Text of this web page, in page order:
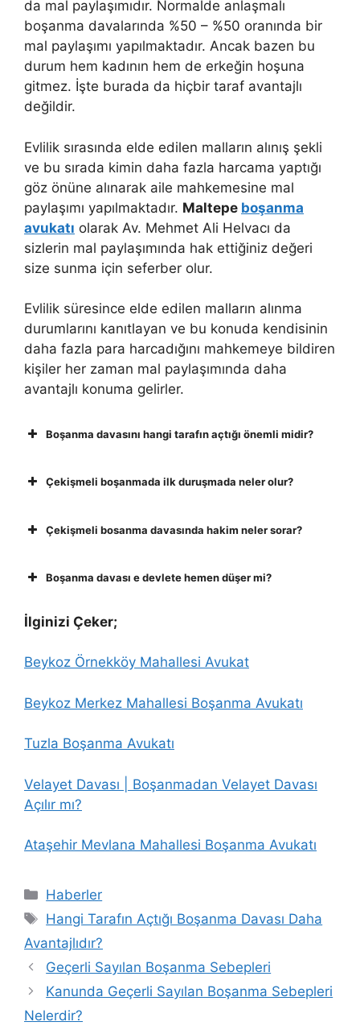
da mal paylaşımıdır. Normalde anlaşmalı
boşanma davalarında %50 – %50 oranında bir
mal paylaşımı yapılmaktadır. Ancak bazen bu
durum hem kadının hem de erkeğin hoşuna
gitmez. İşte burada da hiçbir taraf avantajlı
değildir.
Evlilik sırasında elde edilen malların alınış şekli
ve bu sırada kimin daha fazla harcama yaptığı
göz önüne alınarak aile mahkemesine mal
paylaşımı yapılmaktadır. Maltepe boşanma
avukatı olarak Av. Mehmet Ali Helvacı da
sizlerin mal paylaşımında hak ettiğiniz değeri
size sunma için seferber olur.
Evlilik süresince elde edilen malların alınma
durumlarını kanıtlayan ve bu konuda kendisinin
daha fazla para harcadığını mahkemeye bildiren
kişiler her zaman mal paylaşımında daha
avantajlı konuma gelirler.
Boşanma davasını hangi tarafın açtığı önemli midir?
Çekişmeli boşanmada ilk duruşmada neler olur?
Çekişmeli bosanma davasında hakim neler sorar?
Boşanma davası e devlete hemen düşer mi?
İlginizi Çeker;
Beykoz Örnekköy Mahallesi Avukat
Beykoz Merkez Mahallesi Boşanma Avukatı
Tuzla Boşanma Avukatı
Velayet Davası | Boşanmadan Velayet Davası
Açılır mı?
Ataşehir Mevlana Mahallesi Boşanma Avukatı
Kategoriler
Haberler
Etiketler
Hangi Tarafın Açtığı Boşanma Davası Daha
Avantajlıdır?
Geçerli Sayılan Boşanma Sebepleri
Kanunda Geçerli Sayılan Boşanma Sebepleri
Nelerdir?